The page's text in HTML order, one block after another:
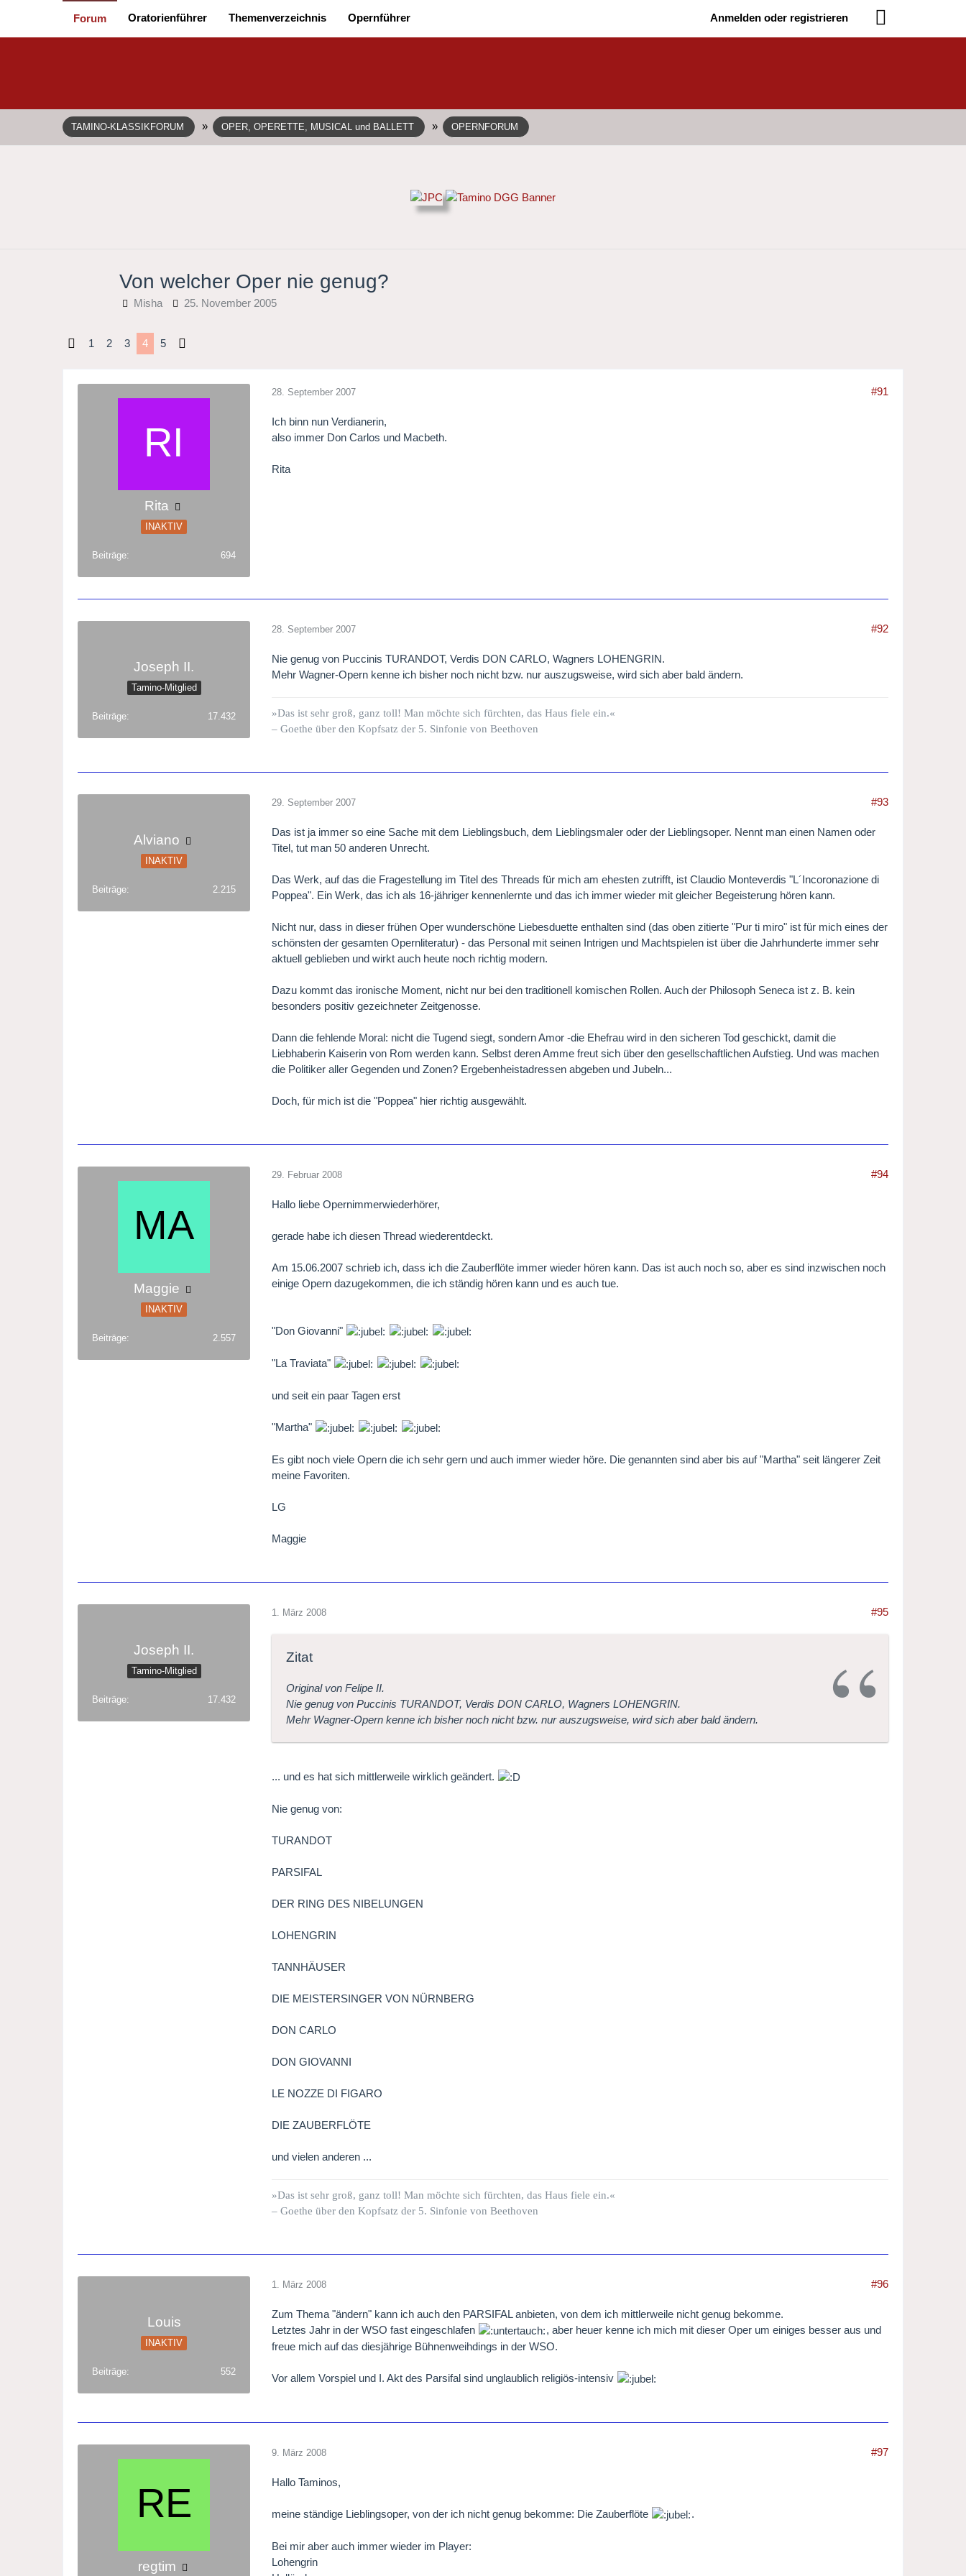
Forum Oratorienführer Themenverzeichnis Opernführer Anmelden oder registrieren
TAMINO-KLASSIKFORUM » OPER, OPERETTE, MUSICAL und BALLETT » OPERNFORUM
Von welcher Oper nie genug?
Misha 25. November 2005
1 2 3 4 5
Rita
INAKTIV
Beiträge 694
28. September 2007 #91
Ich binn nun Verdianerin,
also immer Don Carlos und Macbeth.
Rita
Joseph II.
Tamino-Mitglied
Beiträge 17.432
28. September 2007 #92
Nie genug von Puccinis TURANDOT, Verdis DON CARLO, Wagners LOHENGRIN.
Mehr Wagner-Opern kenne ich bisher noch nicht bzw. nur auszugsweise, wird sich aber bald ändern.
»Das ist sehr groß, ganz toll! Man möchte sich fürchten, das Haus fiele ein.«
– Goethe über den Kopfsatz der 5. Sinfonie von Beethoven
Alviano
INAKTIV
Beiträge 2.215
29. September 2007 #93
Das ist ja immer so eine Sache mit dem Lieblingsbuch, dem Lieblingsmaler oder der Lieblingsoper. Nennt man einen Namen oder
Titel, tut man 50 anderen Unrecht.
Das Werk, auf das die Fragestellung im Titel des Threads für mich am ehesten zutrifft, ist Claudio Monteverdis "L´Incoronazione di
Poppea". Ein Werk, das ich als 16-jähriger kennenlernte und das ich immer wieder mit gleicher Begeisterung hören kann.
Nicht nur, dass in dieser frühen Oper wunderschöne Liebesduette enthalten sind (das oben zitierte "Pur ti miro" ist für mich eines der
schönsten der gesamten Opernliteratur) - das Personal mit seinen Intrigen und Machtspielen ist über die Jahrhunderte immer sehr
aktuell geblieben und wirkt auch heute noch richtig modern.
Dazu kommt das ironische Moment, nicht nur bei den traditionell komischen Rollen. Auch der Philosoph Seneca ist z. B. kein
besonders positiv gezeichneter Zeitgenosse.
Dann die fehlende Moral: nicht die Tugend siegt, sondern Amor -die Ehefrau wird in den sicheren Tod geschickt, damit die
Liebhaberin Kaiserin von Rom werden kann. Selbst deren Amme freut sich über den gesellschaftlichen Aufstieg. Und was machen
die Politiker aller Gegenden und Zonen? Ergebenheistadressen abgeben und Jubeln...
Doch, für mich ist die "Poppea" hier richtig ausgewählt.
Maggie
INAKTIV
Beiträge 2.557
29. Februar 2008 #94
Hallo liebe Opernimmerwiederhörer,
gerade habe ich diesen Thread wiederentdeckt.
Am 15.06.2007 schrieb ich, dass ich die Zauberflöte immer wieder hören kann. Das ist auch noch so, aber es sind inzwischen noch
einige Opern dazugekommen, die ich ständig hören kann und es auch tue.
"Don Giovanni"
"La Traviata"
und seit ein paar Tagen erst
"Martha"
Es gibt noch viele Opern die ich sehr gern und auch immer wieder höre. Die genannten sind aber bis auf "Martha" seit längerer Zeit
meine Favoriten.
LG
Maggie
Joseph II.
Tamino-Mitglied
Beiträge 17.432
1. März 2008 #95
Zitat
Original von Felipe II.
Nie genug von Puccinis TURANDOT, Verdis DON CARLO, Wagners LOHENGRIN.
Mehr Wagner-Opern kenne ich bisher noch nicht bzw. nur auszugsweise, wird sich aber bald ändern.
... und es hat sich mittlerweile wirklich geändert.
Nie genug von:
TURANDOT
PARSIFAL
DER RING DES NIBELUNGEN
LOHENGRIN
TANNHÄUSER
DIE MEISTERSINGER VON NÜRNBERG
DON CARLO
DON GIOVANNI
LE NOZZE DI FIGARO
DIE ZAUBERFLÖTE
und vielen anderen ...
»Das ist sehr groß, ganz toll! Man möchte sich fürchten, das Haus fiele ein.«
– Goethe über den Kopfsatz der 5. Sinfonie von Beethoven
Louis
INAKTIV
Beiträge 552
1. März 2008 #96
Zum Thema "ändern" kann ich auch den PARSIFAL anbieten, von dem ich mittlerweile nicht genug bekomme.
Letztes Jahr in der WSO fast eingeschlafen
, aber heuer kenne ich mich mit dieser Oper um einiges besser aus und
freue mich auf das diesjährige Bühnenweihdings in der WSO.
Vor allem Vorspiel und I. Akt des Parsifal sind unglaublich religiös-intensiv
regtim
9. März 2008 #97
Hallo Taminos,
meine ständige Lieblingsoper, von der ich nicht genug bekomme: Die Zauberflöte .
Bei mir aber auch immer wieder im Player:
Lohengrin